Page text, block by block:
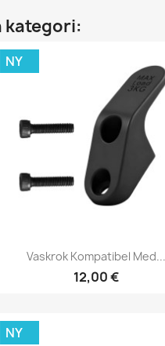
kategori:
Snabbvy
Vaskrok Kompatibel Med...
12,00 €
NY
NY